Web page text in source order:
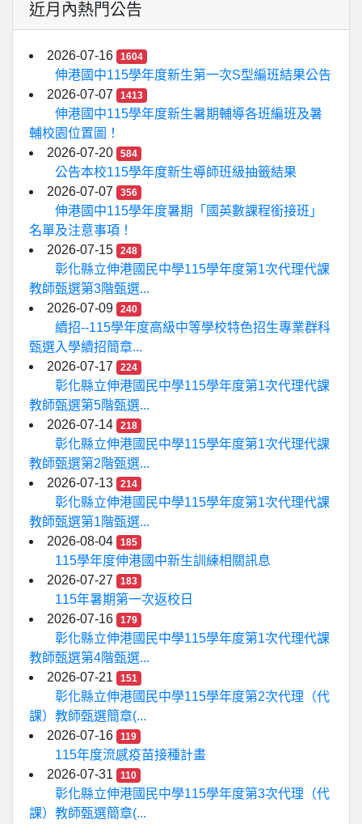
近月內熱門公告
2026-07-16 1604
伸港國中115學年度新生第一次S型編班結果公告
2026-07-07
1413
伸港國中115學年度新生暑期輔導各班編班及暑
輔校園位置圖！
2026-07-20
584
公告本校115學年度新生導師班級抽籤結果
2026-07-07
356
伸港國中115學年度暑期「國英數課程銜接班」
名單及注意事項！
2026-07-15
248
彰化縣立伸港國民中學115學年度第1次代理代課
教師甄選第3階甄選...
2026-07-09
240
續招--115學年度高級中等學校特色招生專業群科
甄選入學續招簡章...
2026-07-17
224
彰化縣立伸港國民中學115學年度第1次代理代課
教師甄選第5階甄選...
2026-07-14
218
彰化縣立伸港國民中學115學年度第1次代理代課
教師甄選第2階甄選...
2026-07-13
214
彰化縣立伸港國民中學115學年度第1次代理代課
教師甄選第1階甄選...
2026-08-04
185
115學年度伸港國中新生訓練相關訊息
2026-07-27
183
115年暑期第一次返校日
2026-07-16
179
彰化縣立伸港國民中學115學年度第1次代理代課
教師甄選第4階甄選...
2026-07-21
151
彰化縣立伸港國民中學115學年度第2次代理（代
課）教師甄選簡章(...
2026-07-16
119
115年度流感疫苗接種計畫
2026-07-31
110
彰化縣立伸港國民中學115學年度第3次代理（代
課）教師甄選簡章(...